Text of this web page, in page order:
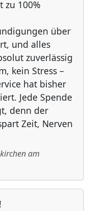
zu 100%
über
und alles
zuverlässig
kein Stress –
hat bisher
Jede Spende
denn der
Zeit, Nerven
am